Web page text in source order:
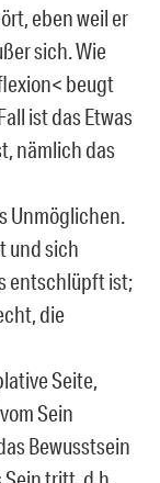
eben weil er
sich. Wie
beugt
ist das Etwas
nämlich das
Unmöglichen.
und sich
entschlüpft ist;
die
Seite,
Sein
Bewusstsein